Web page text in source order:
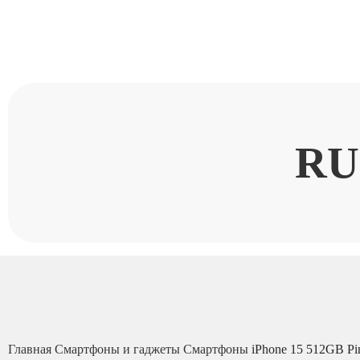
RU
Главная Смартфоны и гаджеты Смартфоны iPhone 15 512GB